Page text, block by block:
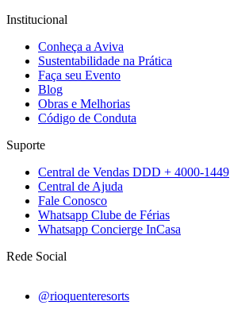
Institucional
Conheça a Aviva
Sustentabilidade na Prática
Faça seu Evento
Blog
Obras e Melhorias
Código de Conduta
Suporte
Central de Vendas DDD + 4000-1449
Central de Ajuda
Fale Conosco
Whatsapp Clube de Férias
Whatsapp Concierge InCasa
Rede Social
@rioquenteresorts